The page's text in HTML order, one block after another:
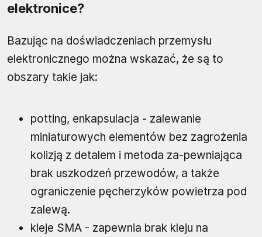
elektronice?
Bazując na doświadczeniach przemysłu
elektronicznego można wskazać, że są to
obszary takie jak:
potting, enkapsulacja - zalewanie
miniaturowych elementów bez zagrożenia
kolizją z detalem i metoda za-pewniająca
brak uszkodzeń przewodów, a także
ograniczenie pęcherzyków powietrza pod
zalewą.
kleje SMA - zapewnia brak kleju na